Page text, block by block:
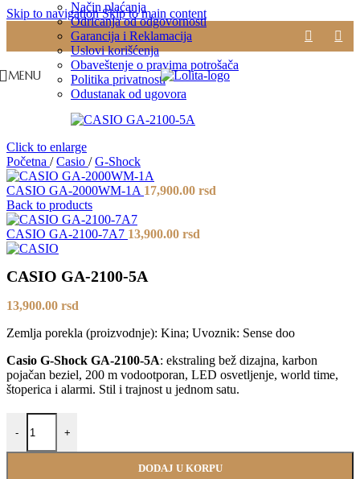
Skip to navigationSkip to main content
Način plaćanja
Odricanja od odgovornosti
Garancija i Reklamacija
Uslovi korišćenja
Obaveštenje o pravima potrošača
Politika privatnosti
Odustanak od ugovora
MENU
Click to enlarge
Početna / Casio / G-Shock
CASIO GA-2000WM-1A 17,900.00 rsd
Back to products
CASIO GA-2100-7A7 13,900.00 rsd
CASIO GA-2100-5A
13,900.00 rsd
Zemlja porekla (proizvodnje): Kina; Uvoznik: Sense doo
Casio G-Shock GA-2100-5A: ekstraling bež dizajna, karbon
pojačan beziel, 200 m vodootporan, LED osvetljenje, world time,
štoperica i alarmi. Stil i trajnost u jednom satu.
-
CASIO GA-2100-5A količina
+
DODAJ U KORPU